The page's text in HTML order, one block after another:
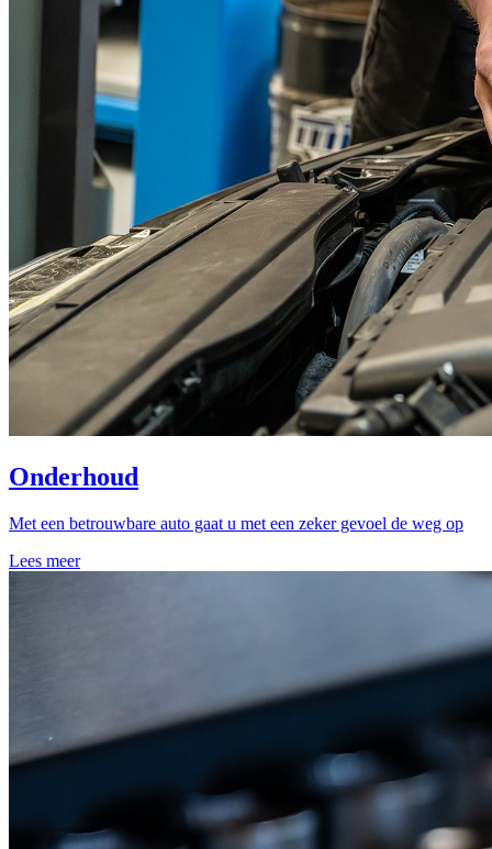
Onderhoud
Met een betrouwbare auto gaat u met een zeker gevoel de weg op
Lees meer